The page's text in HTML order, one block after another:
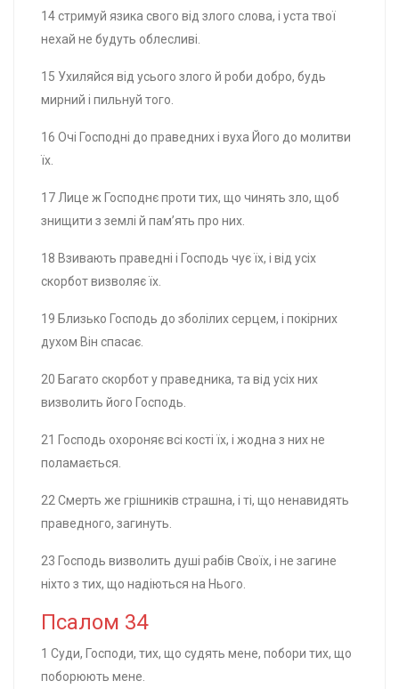
14 стримуй язика свого від злого слова, і уста твої
нехай не будуть облесливі.
15 Ухиляйся від усього злого й роби добро, будь
мирний і пильнуй того.
16 Очі Господні до праведних і вуха Його до молитви
їх.
17 Лице ж Господнє проти тих, що чинять зло, щоб
знищити з землі й пам’ять про них.
18 Взивають праведні і Господь чує їх, і від усіх
скорбот визволяє їх.
19 Близько Господь до зболілих серцем, і покірних
духом Він спасає.
20 Багато скорбот у праведника, та від усіх них
визволить його Господь.
21 Господь охороняє всі кості їх, і жодна з них не
поламається.
22 Смерть же грішників страшна, і ті, що ненавидять
праведного, загинуть.
23 Господь визволить душі рабів Своїх, і не загине
ніхто з тих, що надіються на Нього.
Псалом 34
1 Суди, Господи, тих, що судять мене, побори тих, що
поборюють мене.